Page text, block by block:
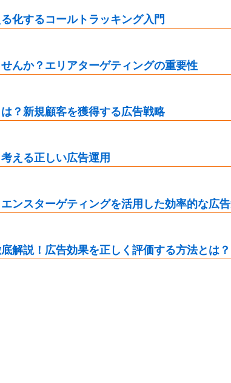
化するコールトラッキング入門
んか？エリアターゲティングの重要性
？新規顧客を獲得する広告戦略
える正しい広告運用
ンスターゲティングを活用した効率的な広
解説！広告効果を正しく評価する方法とは？